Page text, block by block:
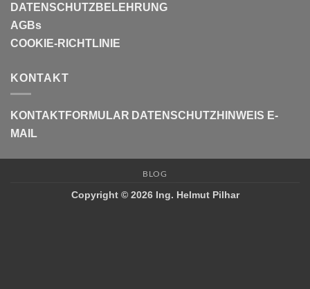
DATENSCHUTZBELEHRUNG
AGBs
COOKIE-RICHTLINIE
KONTAKT
KONTAKTFORMULAR DATENSCHUTZHINWEIS E-
MAIL
BLOG
Copyright © 2026 Ing. Helmut Pilhar